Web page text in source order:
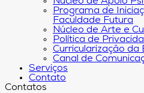
Programa de
Faculdade Futura
Núcleo de Arte e
Política de
Curricularização da
Canal de
Serviços
Contato
Contatos